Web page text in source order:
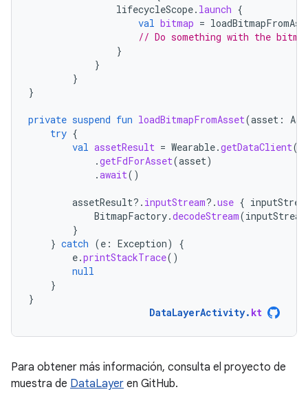
lifecycleScope. launch {
val bitmap =
// Do something with the
}
}
}
}
private suspend fun loadBitmapFromAsset(asset :
try {
val assetResult = Wearable.getDataClient(
.getFdForAsset(asset)
.await()
assetResult?. inputStream?.use {
BitmapFactory.decodeStream(inputStream
}
} catch (e : Exception)
{
e.printStackTrace()
null
}
}
DataLayerActivity. kt
Para obtener más información, consulta el proyecto de
muestra de DataLayer en GitHub.